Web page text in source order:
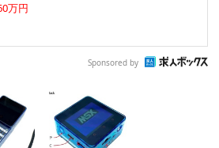
万円
Sponsored by